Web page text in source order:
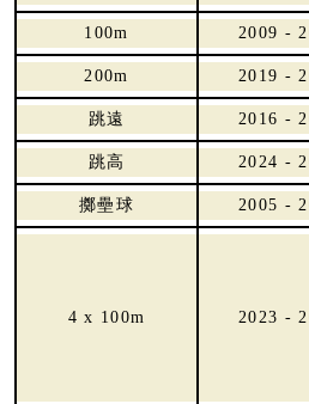
100m 2009 -
200m 2019 -
跳遠 2016 -
跳高 2024 -
擲壘球 2005 -
4 x 100m 2023 -